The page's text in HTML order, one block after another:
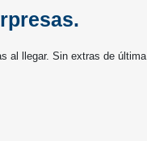
al llegar. Sin extras de última